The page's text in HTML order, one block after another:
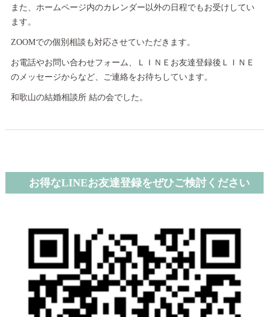
また、ホームページ内のカレンダー以外の日程でもお受けしてい
ます。
ZOOMでの個別相談も対応させていただきます。
お電話やお問い合わせフォーム、ＬＩＮＥお友達登録後ＬＩＮＥ
のメッセージからなど、ご連絡をお待ちしています。
和歌山の結婚相談所 結の会でした。
お得なLINEお友達登録をぜひご検討ください